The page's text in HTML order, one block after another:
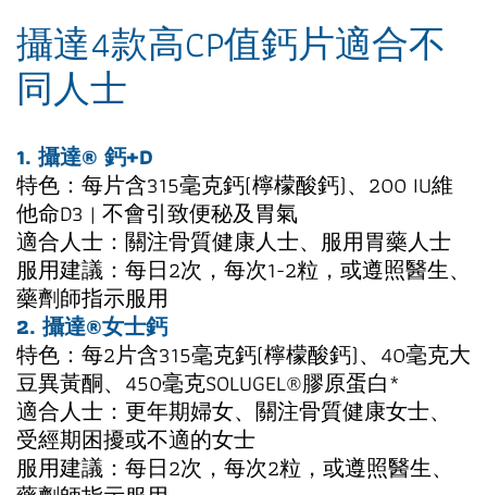
攝達4款高CP值鈣片適合不
同人士
1. 攝達® 鈣+D
特色：每片含315毫克鈣(檸檬酸鈣)、200 IU維
他命D3 | 不會引致便秘及胃氣
適合人士：關注骨質健康人士、服用胃藥人士
服用建議：每日2次，每次1-2粒，或遵照醫生、
藥劑師指示服用
2. 攝達®女士鈣
特色：每2片含315毫克鈣(檸檬酸鈣)、40毫克大
豆異黃酮、450毫克SOLUGEL®膠原蛋白*
適合人士： 更年期婦女、關注骨質健康女士、
受經期困擾或不適的女士
服用建議：每日2次，每次2粒，或遵照醫生、